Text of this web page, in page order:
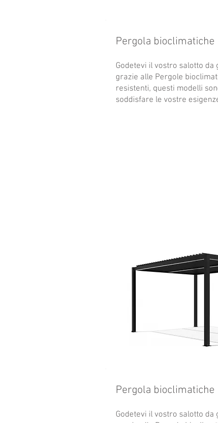
Pergola bioclimatiche
Godetevi il vostro salotto
grazie alle Pergole
resistenti, questi modelli
soddisfare le vostre
Pergola bioclimatiche
Godetevi il vostro salotto